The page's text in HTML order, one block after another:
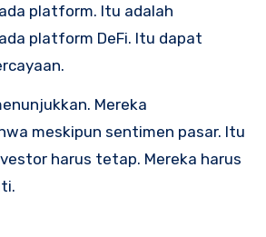
platform. Itu adalah
platform DeFi. Itu dapat
Mereka
meskipun sentimen pasar. Itu
harus tetap. Mereka harus